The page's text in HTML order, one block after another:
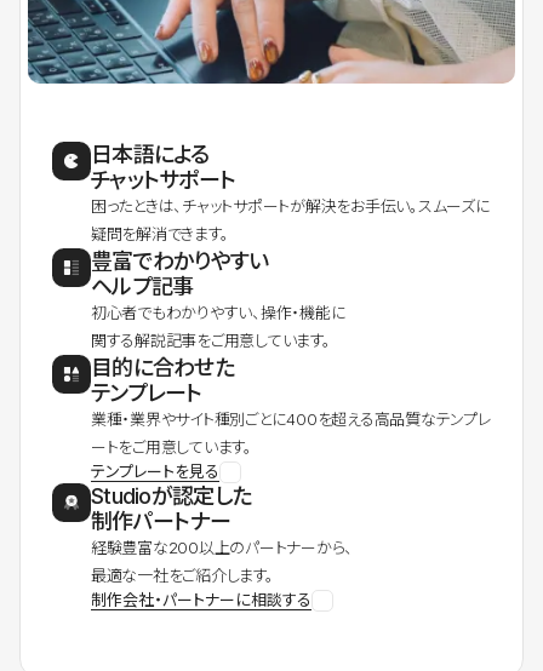
日本語による
チャットサポート
困ったときは、チャットサポートが解決をお手伝い。スムーズに
疑問を解消できます。
豊富でわかりやすい
ヘルプ記事
初心者でもわかりやすい、操作・機能に
関する解説記事をご用意しています。
目的に合わせた
テンプレート
業種・業界やサイト種別ごとに400を超える高品質なテンプレ
ートをご用意しています。
テンプレートを見る
Studioが認定した
制作パートナー
経験豊富な200以上のパートナーから、
最適な一社をご紹介します。
制作会社・パートナーに相談する